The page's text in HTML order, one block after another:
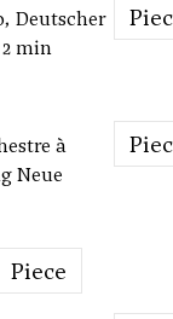
Deutscher
min
à
Neue
Piece